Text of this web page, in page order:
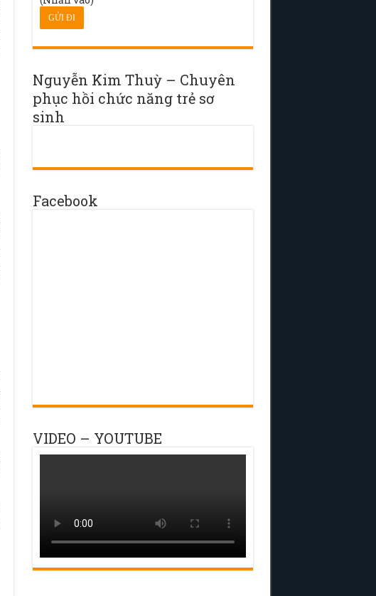
Nguyễn Kim Thuỳ – Chuyên
phục hồi chức năng trẻ sơ
sinh
Facebook
VIDEO – YOUTUBE